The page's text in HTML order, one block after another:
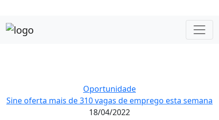
Oportunidade
Sine oferta mais de 310 vagas de emprego esta semana
18/04/2022